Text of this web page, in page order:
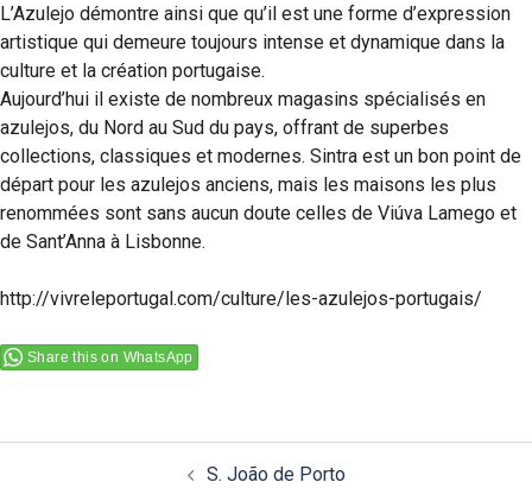
L’Azulejo démontre ainsi que qu’il est une forme d’expression
artistique qui demeure toujours intense et dynamique dans la
culture et la création portugaise.
Aujourd’hui il existe de nombreux magasins spécialisés en
azulejos, du Nord au Sud du pays, offrant de superbes
collections, classiques et modernes. Sintra est un bon point de
départ pour les azulejos anciens, mais les maisons les plus
renommées sont sans aucun doute celles de Viúva Lamego et
de Sant’Anna à Lisbonne.
http://vivreleportugal.com/culture/les-azulejos-portugais/
Share this on WhatsApp
S. João de Porto